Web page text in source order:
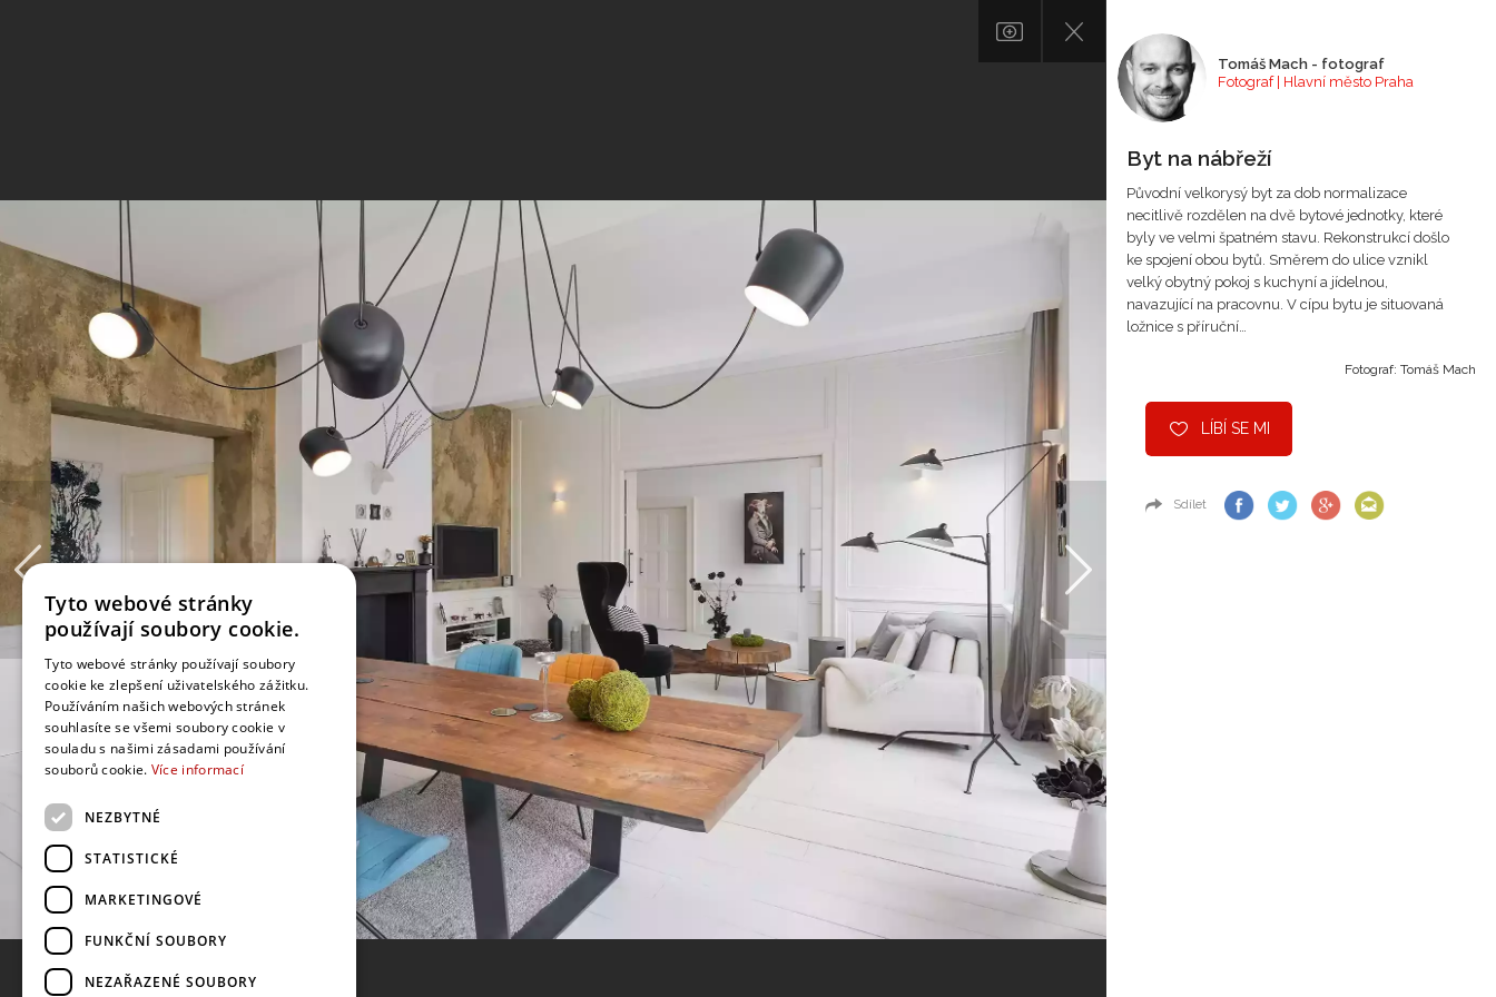
Tomáš Mach - fotograf
Fotograf | Hlavní město Praha
Byt na nábřeží
Původní velkorysý byt za dob normalizace
necitlivě rozdělen na dvě bytové jednotky, které
byly ve velmi špatném stavu. Rekonstrukcí došlo
ke spojení obou bytů. Směrem do ulice vznikl
velký obytný pokoj s kuchyní a jídelnou,
navazující na pracovnu. V cípu bytu je situovaná
ložnice s příruční…
Fotograf: Tomáš Mach
LÍBÍ SE MI
Sdílet
Tyto webové stránky
používají soubory cookie.
Tyto webové stránky používají soubory
cookie ke zlepšení uživatelského zážitku.
Používáním našich webových stránek
souhlasíte se všemi soubory cookie v
souladu s našimi zásadami používání
souborů cookie. Více informací
NEZBYTNÉ
STATISTICKÉ
MARKETINGOVÉ
FUNKČNÍ SOUBORY
NEZAŘAZENÉ SOUBORY